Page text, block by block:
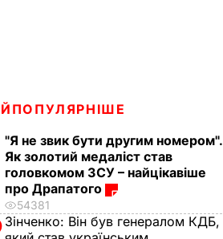
"Я не звик бути другим номером".
Як золотий медаліст став
головкомом ЗСУ – найцікавіше
про Драпатого
54381
Зінченко: Він був генералом КДБ,